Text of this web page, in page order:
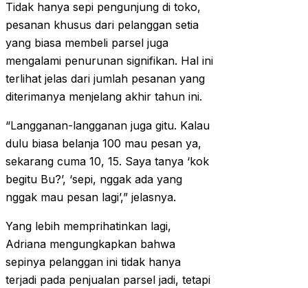
Tidak hanya sepi pengunjung di toko,
pesanan khusus dari pelanggan setia
yang biasa membeli parsel juga
mengalami penurunan signifikan. Hal ini
terlihat jelas dari jumlah pesanan yang
diterimanya menjelang akhir tahun ini.
“Langganan-langganan juga gitu. Kalau
dulu biasa belanja 100 mau pesan ya,
sekarang cuma 10, 15. Saya tanya ‘kok
begitu Bu?’, ‘sepi, nggak ada yang
nggak mau pesan lagi’,” jelasnya.
Yang lebih memprihatinkan lagi,
Adriana mengungkapkan bahwa
sepinya pelanggan ini tidak hanya
terjadi pada penjualan parsel jadi, tetapi